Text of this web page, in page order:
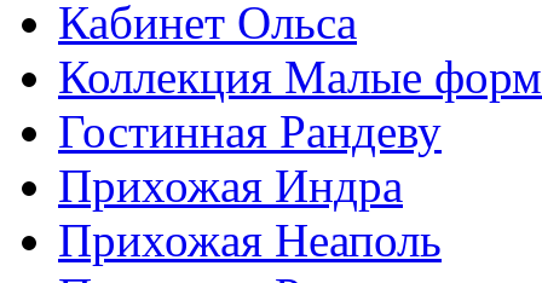
Кабинет Ольса
Коллекция Малые
Гостинная Рандеву
Прихожая Индра
Прихожая Неаполь